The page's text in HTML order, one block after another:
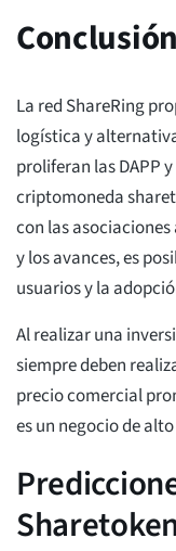
Conclusión
La red ShareRing
logística y
proliferan las DAPP
criptomoneda
con las
y los avances, es
usuarios y la
Al realizar una
siempre deben
precio comercial
es un negocio de